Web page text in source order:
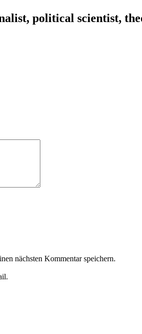
political scientist,
nächsten Kommentar speichern.